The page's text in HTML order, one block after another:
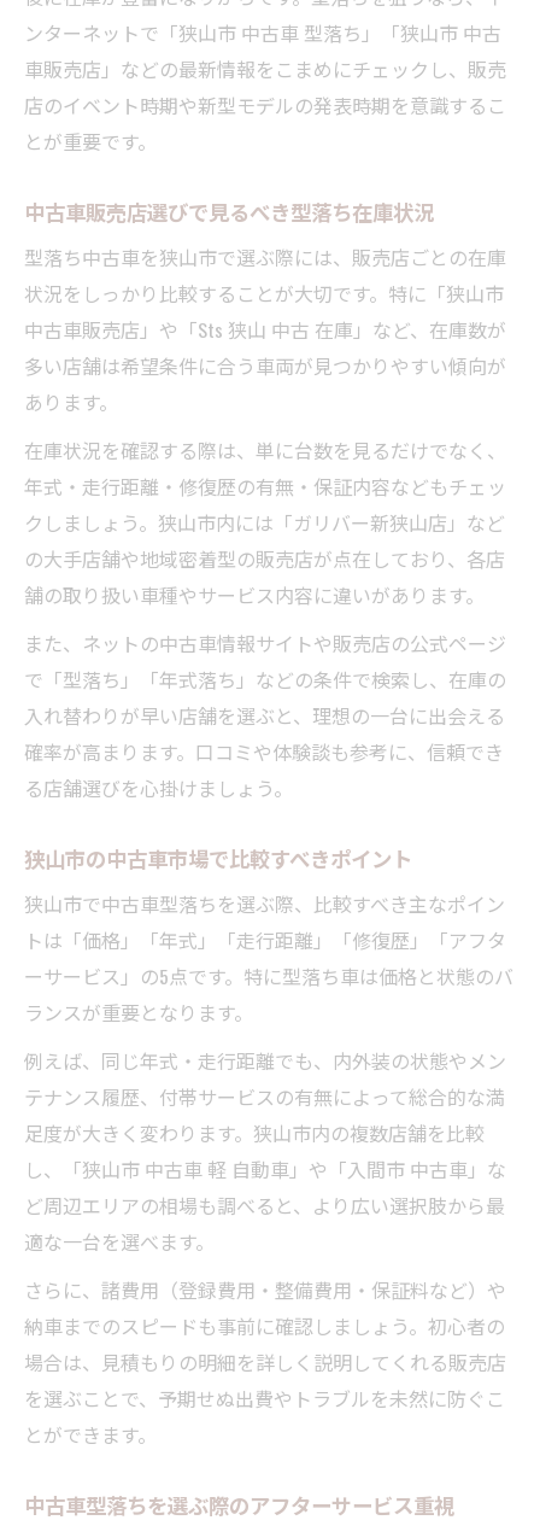
ンターネットで「狭山市 中古車 型落ち」「狭山市 中古
車販売店」などの最新情報をこまめにチェックし、販売
店のイベント時期や新型モデルの発表時期を意識するこ
とが重要です。
中古車販売店選びで見るべき型落ち在庫状況
型落ち中古車を狭山市で選ぶ際には、販売店ごとの在庫
状況をしっかり比較することが大切です。特に「狭山市
中古車販売店」や「Sts 狭山 中古 在庫」など、在庫数が
多い店舗は希望条件に合う車両が見つかりやすい傾向が
あります。
在庫状況を確認する際は、単に台数を見るだけでなく、
年式・走行距離・修復歴の有無・保証内容などもチェッ
クしましょう。狭山市内には「ガリバー新狭山店」など
の大手店舗や地域密着型の販売店が点在しており、各店
舗の取り扱い車種やサービス内容に違いがあります。
また、ネットの中古車情報サイトや販売店の公式ページ
で「型落ち」「年式落ち」などの条件で検索し、在庫の
入れ替わりが早い店舗を選ぶと、理想の一台に出会える
確率が高まります。口コミや体験談も参考に、信頼でき
る店舗選びを心掛けましょう。
狭山市の中古車市場で比較すべきポイント
狭山市で中古車型落ちを選ぶ際、比較すべき主なポイン
トは「価格」「年式」「走行距離」「修復歴」「アフタ
ーサービス」の5点です。特に型落ち車は価格と状態のバ
ランスが重要となります。
例えば、同じ年式・走行距離でも、内外装の状態やメン
テナンス履歴、付帯サービスの有無によって総合的な満
足度が大きく変わります。狭山市内の複数店舗を比較
し、「狭山市 中古車 軽 自動車」や「入間市 中古車」な
ど周辺エリアの相場も調べると、より広い選択肢から最
適な一台を選べます。
さらに、諸費用（登録費用・整備費用・保証料など）や
納車までのスピードも事前に確認しましょう。初心者の
場合は、見積もりの明細を詳しく説明してくれる販売店
を選ぶことで、予期せぬ出費やトラブルを未然に防ぐこ
とができます。
中古車型落ちを選ぶ際のアフターサービス重視